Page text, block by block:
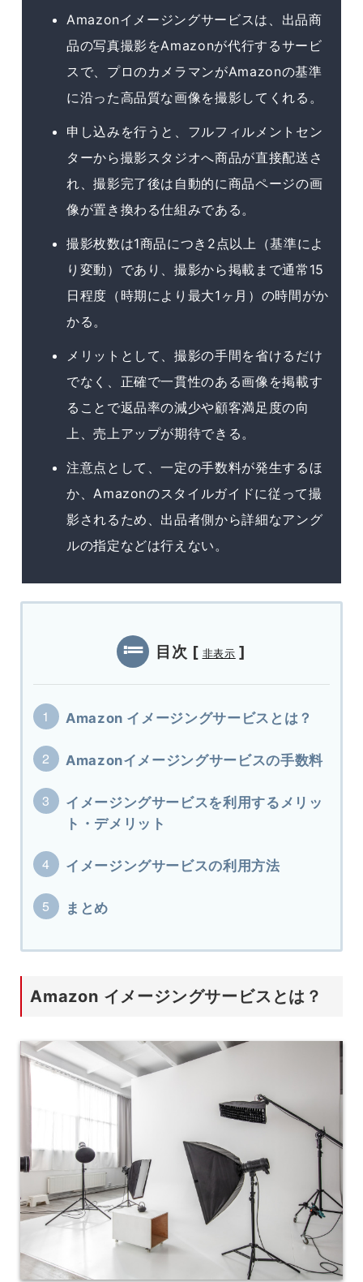
Amazonイメージングサービスは、出品商
品の写真撮影をAmazonが代行するサービ
スで、プロのカメラマンがAmazonの基準
に沿った高品質な画像を撮影してくれる。
申し込みを行うと、フルフィルメントセン
ターから撮影スタジオへ商品が直接配送さ
れ、撮影完了後は自動的に商品ページの画
像が置き換わる仕組みである。
撮影枚数は1商品につき2点以上（基準によ
り変動）であり、撮影から掲載まで通常15
日程度（時期により最大1ヶ月）の時間がか
かる。
メリットとして、撮影の手間を省けるだけ
でなく、正確で一貫性のある画像を掲載す
ることで返品率の減少や顧客満足度の向
上、売上アップが期待できる。
注意点として、一定の手数料が発生するほ
か、Amazonのスタイルガイドに従って撮
影されるため、出品者側から詳細なアング
ルの指定などは行えない。
目次 [ 非表示 ]
Amazon イメージングサービスとは？
Amazonイメージングサービスの手数料
イメージングサービスを利用するメリッ
ト・デメリット
イメージングサービスの利用方法
まとめ
Amazon イメージングサービスとは？